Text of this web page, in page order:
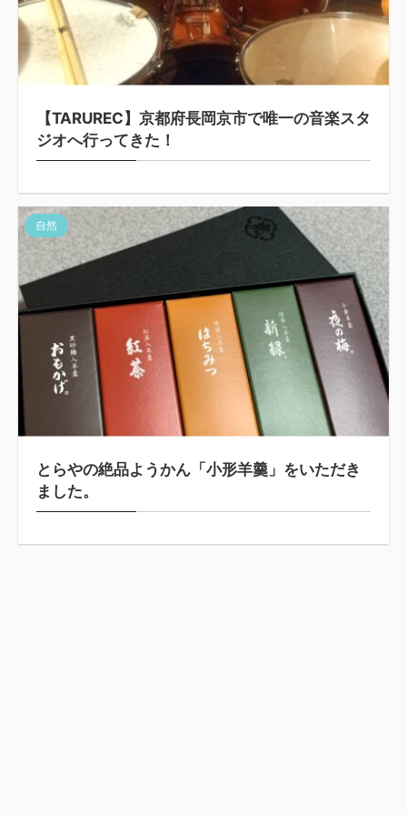
【TARUREC】京都府長岡京市で唯一の音楽スタ
ジオへ行ってきた！
自然
とらやの絶品ようかん「小形羊羹」をいただき
ました。